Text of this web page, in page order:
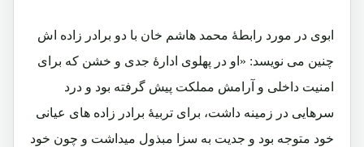
ابوی در مورد رابطۀ محمد هاشم خان با دو برادر زاده اش
چنین می نویسد: «او در پهلوی ادارۀ جدی و خشن که برای
امنیت داخلی و آرامش مملکت پیش گرفته بود و درد
سرهایی در زمینه داشت، برای تربیۀ برادر زاده های عیانی
خود متوجه بود و جدیت به سزا مبذول میداشت و چون خود